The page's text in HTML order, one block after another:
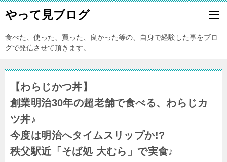
やって見ブログ
食べた、使った、買った、良かった等の、自身で経験した事をブロ
グで発信させて頂きます。
【わらじかつ丼】
創業明治30年の超老舗で食べる、わらじカ
ツ丼♪
今度は明治へタイムスリップか!?
秩父駅近「そば処 大むら」で実食♪